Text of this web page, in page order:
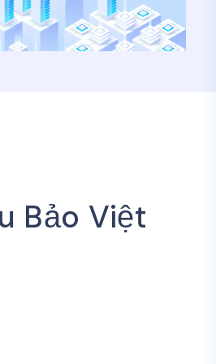
Bảo Việt